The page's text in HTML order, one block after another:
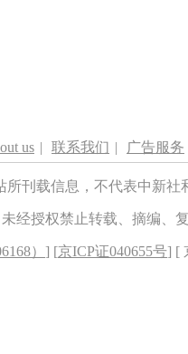
us | 联系我们 | 广告服务
所刊载信息，不代表中新
未经授权禁止转载、摘编、
） ] [京ICP证040655号] [